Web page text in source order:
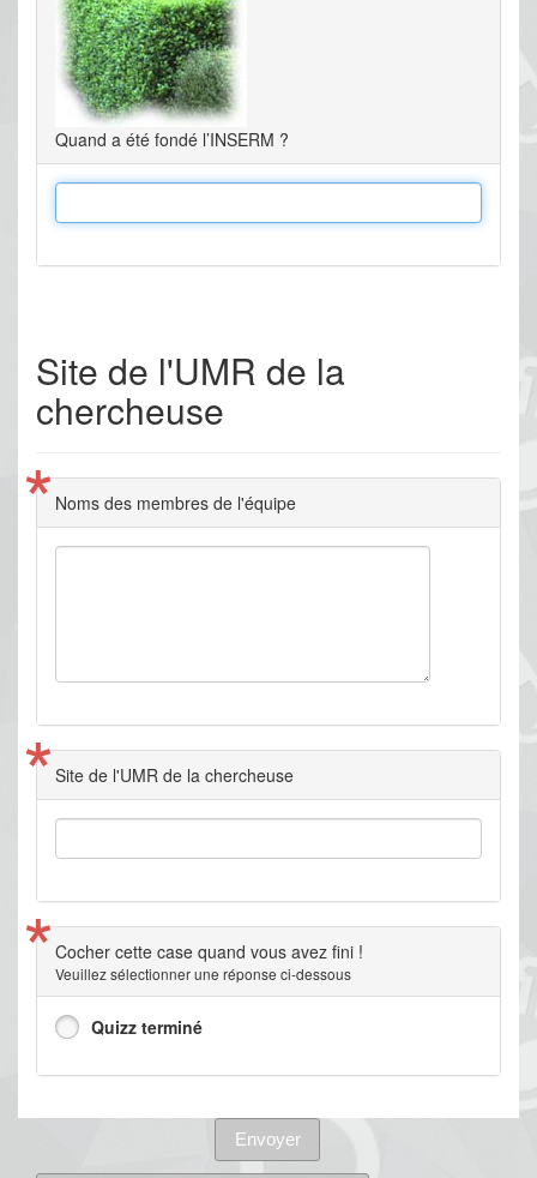
Quand a été fondé l’INSERM ?
Site de l'UMR de la
chercheuse
*Noms des membres de l'équipe
*Site de l'UMR de la chercheuse
*Cocher cette case quand vous avez fini !
Veuillez sélectionner une réponse ci-dessous
Quizz terminé
Envoyer